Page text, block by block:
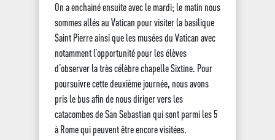
On a enchainé ensuite avec le mardi; le matin nous
sommes allés au Vatican pour visiter la basilique
Saint Pierre ainsi que les musées du Vatican avec
notamment l’opportunité pour les élèves
d’observer la très célèbre chapelle Sixtine. Pour
poursuivre cette deuxième journée, nous avons
pris le bus afin de nous diriger vers les
catacombes de San Sebastian qui sont parmi les 5
à Rome qui peuvent être encore visitées.